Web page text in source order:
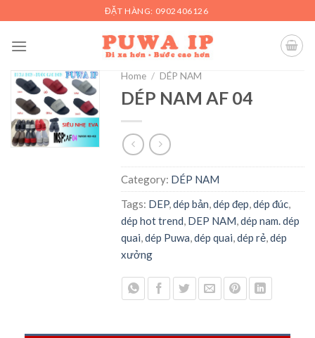
to
content
ĐẶT HÀNG: 0902406126
Home / DÉP NAM
DÉP NAM AF 04
Category: DÉP NAM
Tags: DEP,dép bản,dép đẹp,dép đúc,
dép hot trend, DEP NAM,dép nam. dép
quai,dép Puwa,dép quai,dép rẻ,dép
xưởng